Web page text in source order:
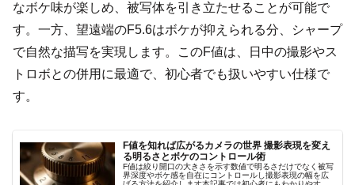
なボケ味が楽しめ、被写体を引き立たせることが可能で
す。一方、望遠端のF5.6はボケが抑えられる分、シャープ
で自然な描写を実現します。このF値は、日中の撮影やス
トロボとの併用に最適で、初心者でも扱いやすい仕様で
す。
F値を知れば広がるカメラの世界 撮影表現を変え
る明るさとボケのコントロール術
F値は絞り開口の大きさを示す数値で明るさだけでなく被写
界深度やボケ感を自在にコントロールし撮影表現の幅を広